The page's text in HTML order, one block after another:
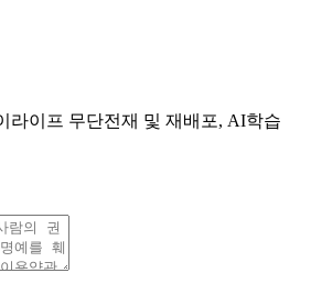
이프 무단전재 및 재배포, AI학습